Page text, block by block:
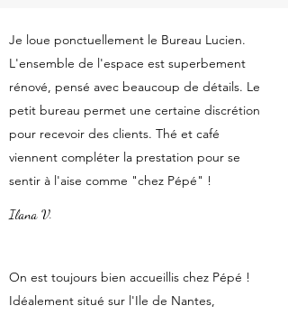
Je loue ponctuellement le Bureau Lucien.
L'ensemble de l'espace est superbement
rénové, pensé avec beaucoup de détails. Le
petit bureau permet une certaine discrétion
pour recevoir des clients. Thé et café
viennent compléter la prestation pour se
sentir à l'aise comme "chez Pépé" !
Ilana V.
On est toujours bien accueillis chez Pépé !
Idéalement situé sur l'Ile de Nantes,